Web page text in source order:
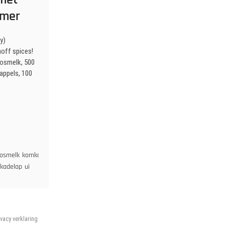
spices!
500
100
komkommer
ui
verklaring